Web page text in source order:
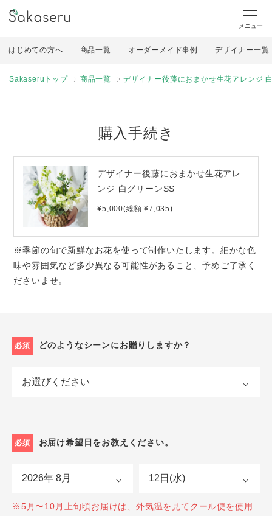
メニュー
はじめての方へ 商品一覧 オーダーメイド事例 デザイナー一覧
Sakaseruトップ 商品一覧 デザイナー後藤におまかせ生花アレンジ
購入手続き
デザイナー後藤におまかせ生花アレ
ンジ 白グリーンSS
¥5,000(総額 ¥7,035)
※季節の旬で新鮮なお花を使って制作いたします。細かな色
味や雰囲気など多少異なる可能性があること、予めご了承く
ださいませ。
必須 どのようなシーンにお贈りしますか？
必須 お届け希望日をお教えください。
※5月〜10月上旬頃お届けは、外気温を見てクール便を使用